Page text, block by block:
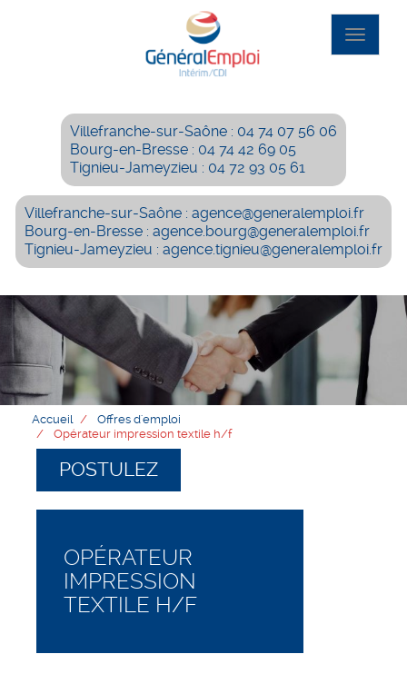
Villefranche-sur-Saône : 04 74 07 56 06
Bourg-en-Bresse : 04 74 42 69 05
Tignieu-Jameyzieu : 04 72 93 05 61
Villefranche-sur-Saône : agence@generalemploi.fr
Bourg-en-Bresse : agence.bourg@generalemploi.fr
Tignieu-Jameyzieu : agence.tignieu@generalemploi.fr
Toggle
Accueil
Offres d'emploi
Opérateur impression textile h/f
POSTULEZ
OPÉRATEUR
IMPRESSION
TEXTILE H/F